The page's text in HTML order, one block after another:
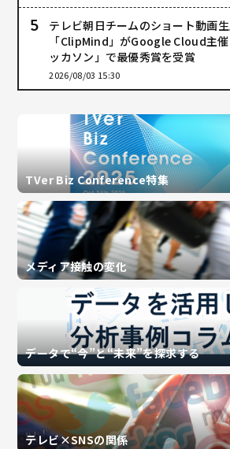
テレビ朝日チームのショート動画
「ClipMind」がGoogle Cloud主
ッカソン」で最優秀賞を受賞
2026/08/03 15:30
TVer Biz Conference特集
メディア接触の変化
データで“今”と“未来”を探求する
テレビ×SNSの関係